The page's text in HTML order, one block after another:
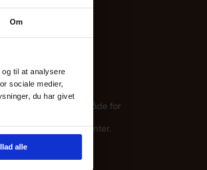
Om
til at analysere
sociale medier,
du har givet
alle
tilfælde gælder det både for
om nye arrangementer.